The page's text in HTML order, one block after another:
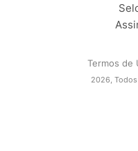
Termos de
2026,